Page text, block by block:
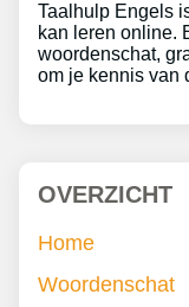
Taalhulp Engels
kan leren online.
woordenschat,
om je kennis van
OVERZICHT
Home
Woordenschat